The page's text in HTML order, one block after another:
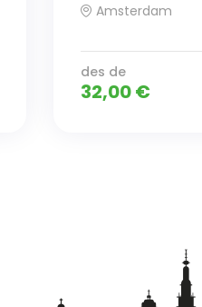
Amsterdam
des de
32,00€